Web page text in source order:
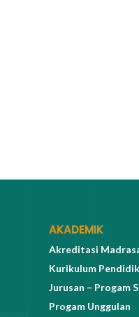
AKADEMIK
Akreditasi
Kurikulum
Jurusan – Progam
Progam Unggulan